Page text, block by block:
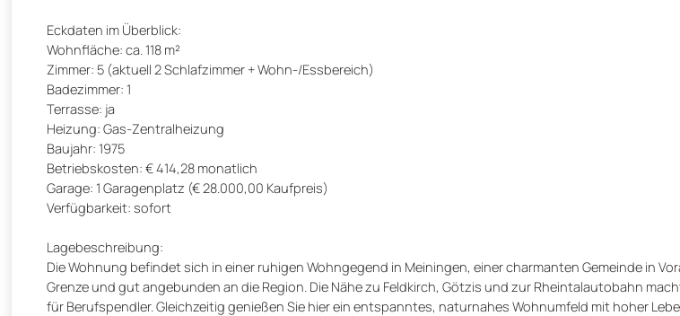
Eckdaten im Überblick:
Wohnfläche: ca. 118 m²
Zimmer: 5 (aktuell 2 Schlafzimmer + Wohn-/Essbereich)
Badezimmer: 1
Terrasse: ja
Heizung: Gas-Zentralheizung
Baujahr: 1975
Betriebskosten: € 414,28 monatlich
Garage: 1 Garagenplatz (€ 28.000,00 Kaufpreis)
Verfügbarkeit: sofort
Lagebeschreibung:
Die Wohnung befindet sich in einer ruhigen Wohngegend in Meiningen, einer charmanten Gemeinde in
Grenze und gut angebunden an die Region. Die Nähe zu Feldkirch, Götzis und zur Rheintalautobahn
für Berufspendler. Gleichzeitig genießen Sie hier ein entspanntes, naturnahes Wohnumfeld mit hoher